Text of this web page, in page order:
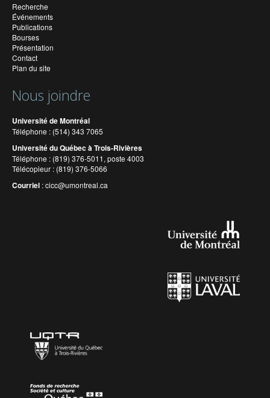
Recherche
Événements
Publications
Bourses
Présentation
Contact
Plan du site
Nous joindre
Université de Montréal
Téléphone : (514) 343 7065
Université du Québec à Trois-Rivières
Téléphone : (819) 376-5011, poste 4003
Télécopieur : (819) 376-5066
Courriel :cicc@umontreal.ca